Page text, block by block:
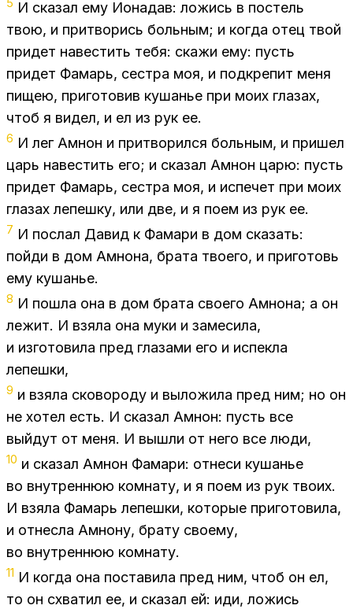
И ска­зал ему Иона­дав: ло­жись в по­стель
твою, и при­тво­рись боль­ным; и ко­гда отец твой
при­дет на­ве­стить тебя: ска­жи ему: пусть
при­дет Фа­марь, сест­ра моя, и под­кре­пит меня
пи­щею, при­го­то­вив ку­ша­нье при моих гла­зах,
чтоб я ви­дел, и ел из рук ее.
6 И лег Ам­нон и при­тво­рил­ся боль­ным, и при­шел
царь на­ве­стить его; и ска­зал Ам­нон царю: пусть
при­дет Фа­марь, сест­ра моя, и ис­пе­чет при моих
гла­зах ле­пеш­ку, или две, и я поем из рук ее.
7 И по­слал Да­вид к Фа­ма­ри в дом ска­зать:
пой­ди в дом Ам­но­на, бра­та тво­е­го, и при­го­товь
ему ку­ша­нье.
8 И по­шла она в дом бра­та сво­е­го Ам­но­на; а он
ле­жит. И взя­ла она муки и за­ме­си­ла,
и из­го­то­ви­ла пред гла­за­ми его и ис­пек­ла
ле­пеш­ки,
9 и взя­ла ско­во­ро­ду и вы­ло­жи­ла пред ним; но он
не хо­тел есть. И ска­зал Ам­нон: пусть все
вый­дут от меня. И вы­шли от него все люди,
10 и ска­зал Ам­нон Фа­ма­ри: от­не­си ку­ша­нье
во внут­рен­нюю ком­на­ту, и я поем из рук тво­их.
И взя­ла Фа­марь ле­пеш­ки, ко­то­рые при­го­то­ви­ла,
и от­нес­ла Ам­но­ну, бра­ту сво­е­му,
во внут­рен­нюю ком­на­ту.
11 И ко­гда она по­ста­ви­ла пред ним, чтоб он ел,
то он схва­тил ее, и ска­зал ей: иди, ло­жись